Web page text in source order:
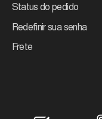
Status do pedido
Redefinir sua senha
Frete